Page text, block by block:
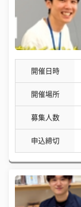
開催日時
開催場所
募集人数
申込締切